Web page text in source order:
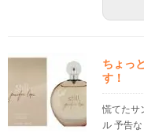
ちょっ
す！
慌てたサ
ル 予告